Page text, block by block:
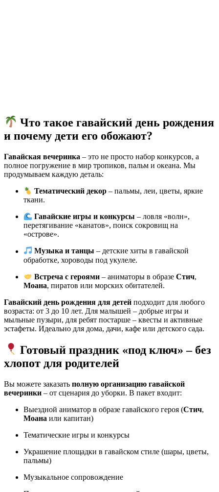
Что такое гавайский день рождения
и почему дети его обожают?
Гавайская вечеринка – это не просто набор конкурсов, а
полное погружение в мир тропиков, пальм и океана. Мы
продумываем каждую деталь:
Тематический декор – пальмы, леи, цветы, яркие
ткани.
Гавайские игры и конкурсы – ловля «волн»,
перетягивание «канатов», поиск сокровищ на
«острове».
Музыка и танцы – детские хиты в гавайской
обработке, хороводы под укулеле.
Встреча с героями – аниматоры в образеСтич,
Моана, пиратов или морских обитателей.
Гавайский день рождения для детей подходит для любого
возраста: от 3 до 10 лет. Для малышей – добрые игры и
мыльные пузыри, для ребят постарше – квесты и активные
эстафеты. Идеально для дома, дачи, кафе или детского сада.
Готовый праздник «под ключ» – без
хлопот для родителей
Вы можете заказать полную организацию гавайской
вечеринки – от сценария до уборки. В пакет входит:
Выездной аниматор в образе гавайского героя (Стич,
Моана или капитан)
Тематические игры и конкурсы
Украшение площадки в гавайском стиле (шары, цветы,
пальмы)
Музыкальное сопровождение